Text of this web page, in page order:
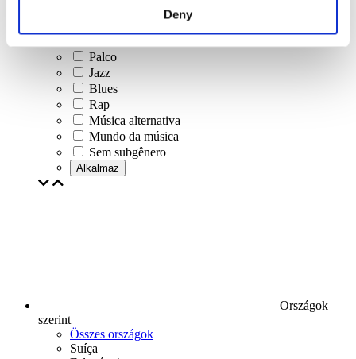
Deny
Música do autor
Nossa oferta especial
Palco
Jazz
Blues
Rap
Música alternativa
Mundo da música
Sem subgênero
Alkalmaz
Országok
szerint
Összes országok
Suíça